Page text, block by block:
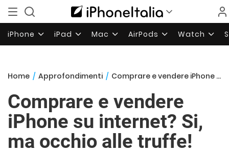
iPhone iPad Mac AirPods Watch
Home / Approfondimenti / Comprare e vendere iPhone su internet? Si, ma occhio alle truffe!
Comprare e vendere
iPhone su internet? Si,
ma occhio alle truffe!